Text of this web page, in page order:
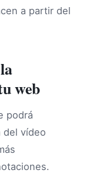
a partir del
web
podrá
del vídeo